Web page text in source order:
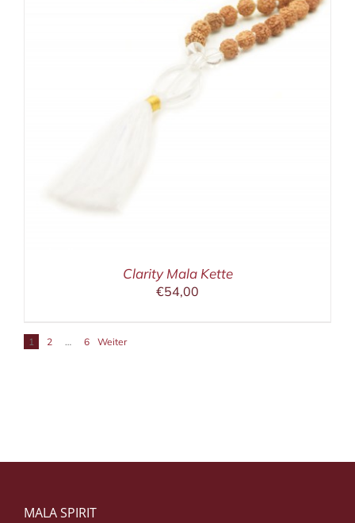
Clarity Mala Kette
€54,00
1 2 … 6 Weiter
MALA SPIRIT